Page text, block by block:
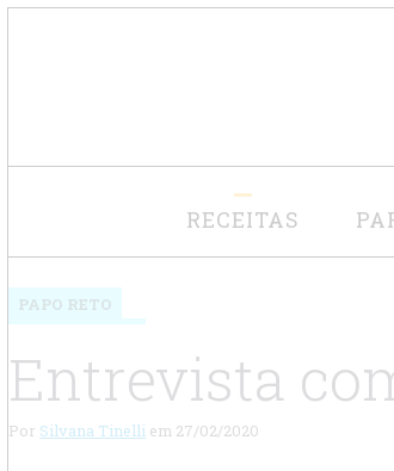
RECEITAS
PAPO RETO
Entrevista
Por Silvana Tinelli em 27/02/2020